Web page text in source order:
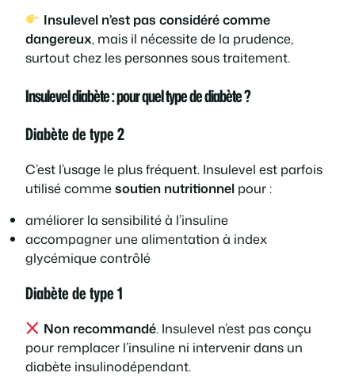
Insulevel n’est pas considéré comme
dangereux, mais il nécessite de la prudence,
surtout chez les personnes sous traitement.
Insulevel diabète : pour quel type de diabète ?
Diabète de type 2
C’est l’usage le plus fréquent. Insulevel est parfois
utilisé commesoutien nutritionnel pour :
améliorer la sensibilité à l’insuline
accompagner une alimentation à index
glycémique contrôlé
Diabète de type 1
Non recommandé. Insulevel n’est pas conçu
pour remplacer l’insuline ni intervenir dans un
diabète insulinodépendant.